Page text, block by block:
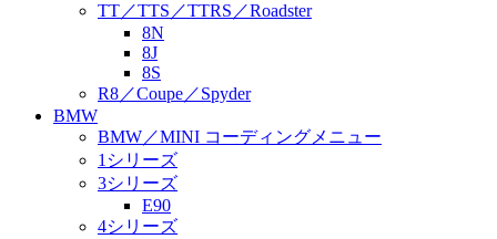
TT／TTS／TTRS／Roadster
8N
8J
8S
R8／Coupe／Spyder
BMW
BMW／MINI コーディングメニュー
1シリーズ
3シリーズ
E90
4シリーズ